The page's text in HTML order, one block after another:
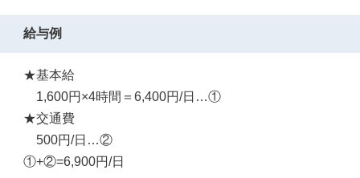
給与例
★基本給
1,600円×4時間＝6,400円/日…①
★交通費
500円/日…②
①+②=6,900円/日